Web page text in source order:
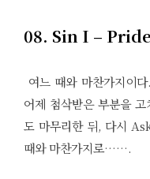
08. Sin I – Pride
여느 때와 마찬가지이
어제 첨삭받은 부분을
도 마무리한 뒤, 다시
때와 마찬가지로…….